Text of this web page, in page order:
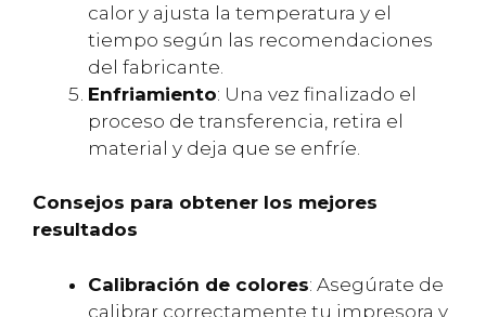
calor y ajusta la temperatura y el
tiempo según las recomendaciones
del fabricante.
Enfriamiento: Una vez finalizado el
proceso de transferencia, retira el
material y deja que se enfríe.
Consejos para obtener los mejores
resultados
Calibración de colores: Asegúrate de
calibrar correctamente tu impresora y